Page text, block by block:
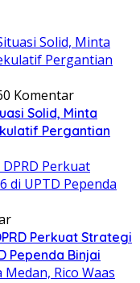
0 Komentar
Solid, Minta
Pergantian
Perkuat Strategi
Pependa Binjai